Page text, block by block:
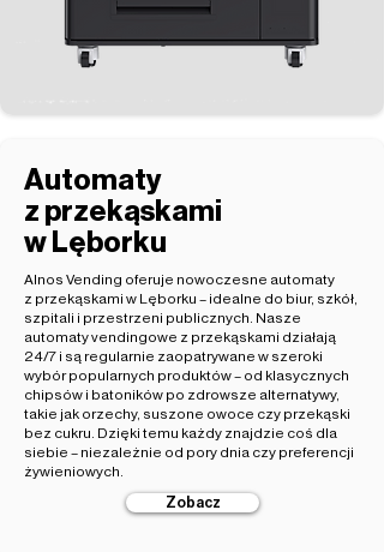
Automaty
z przekąskami
w Lęborku
Alnos Vending oferuje nowoczesne automaty
z przekąskami w Lęborku – idealne do biur, szkół,
szpitali i przestrzeni publicznych. Nasze
automaty vendingowe z przekąskami działają
24/7 i są regularnie zaopatrywane w szeroki
wybór popularnych produktów – od klasycznych
chipsów i batoników po zdrowsze alternatywy,
takie jak orzechy, suszone owoce czy przekąski
bez cukru. Dzięki temu każdy znajdzie coś dla
siebie – niezależnie od pory dnia czy preferencji
żywieniowych.
Zobacz